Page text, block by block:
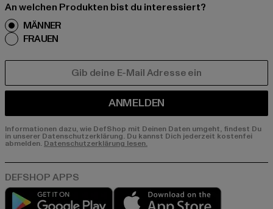
An welchen Produkten bist du interessiert?
MÄNNER
FRAUEN
ANMELDEN
Informationen dazu, wie DefShop mit Deinen Daten umgeht, findest Du
in unserer Datenschutzerklärung. Du kannst Dich jederzeit kostenfei
abmelden. Datenschutzerklärung lesen.
Play market